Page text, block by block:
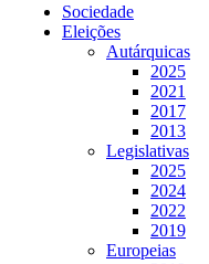
Sociedade
Eleições
Autárquicas
2025
2021
2017
2013
Legislativas
2025
2024
2022
2019
Europeias